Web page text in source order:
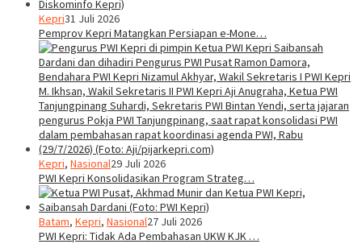
Kepri31 Juli 2026
Pemprov Kepri Matangkan Persiapan e-Mone…
Kepri, Nasional29 Juli 2026
PWI Kepri Konsolidasikan Program Strateg…
Batam, Kepri, Nasional27 Juli 2026
PWI Kepri: Tidak Ada Pembahasan UKW KJK …